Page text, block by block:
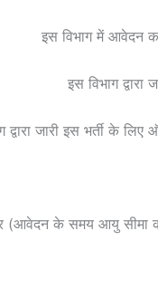
इस विभाग में आवेदन
इस विभाग
द्वारा जारी इस भर्ती के
के समय आयु सीमा की